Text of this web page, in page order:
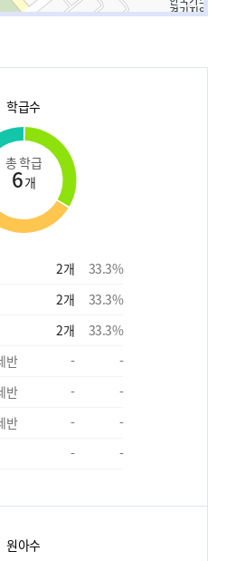
학급수
총 학급
6개
2개 33.3%
2개 33.3%
2개 33.3%
반
-
-
반
-
-
반
-
-
- -
원아수